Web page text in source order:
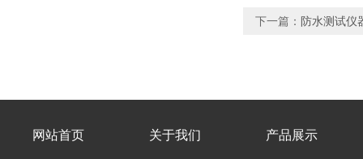
下一篇： 防水测试仪
网站首页 关于我们 产品展示